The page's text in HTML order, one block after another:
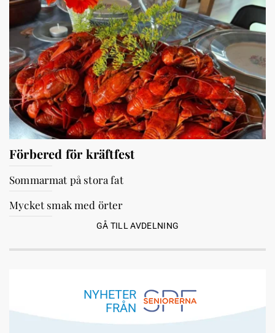
Förbered för kräftfest
Sommarmat på stora fat
Mycket smak med örter
GÅ TILL AVDELNING
NYHETER
FRÅN